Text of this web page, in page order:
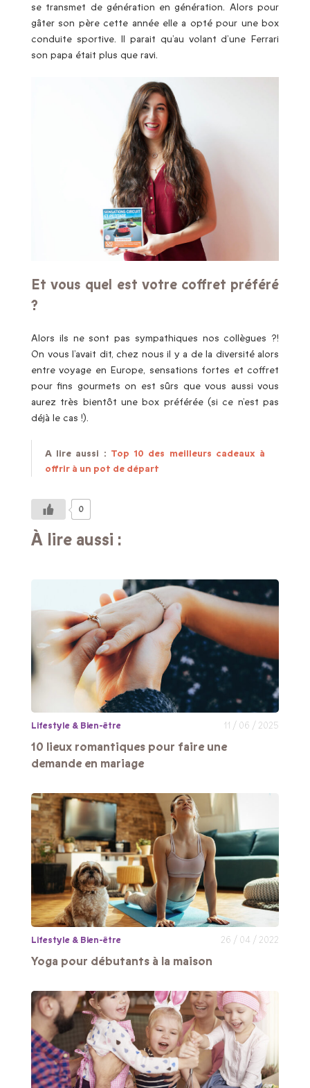
se transmet de génération en génération. Alors pour
gâter son père cette année elle a opté pour une box
conduite sportive. Il parait qu’au volant d’une Ferrari
son papa était plus que ravi.
Et vous quel est votre coffret préféré
?
Alors ils ne sont pas sympathiques nos collègues ?!
On vous l’avait dit, chez nous il y a de la diversité alors
entre voyage en Europe, sensations fortes et coffret
pour fins gourmets on est sûrs que vous aussi vous
aurez très bientôt une box préférée (si ce n’est pas
déjà le cas !).
A lire aussi : Top 10 des meilleurs cadeaux à
offrir à un pot de départ
0
À lire aussi :
Lifestyle & Bien-être 11 / 06 / 2025
10 lieux romantiques pour faire une
demande en mariage
Lifestyle & Bien-être 26 / 04 / 2022
Yoga pour débutants à la maison